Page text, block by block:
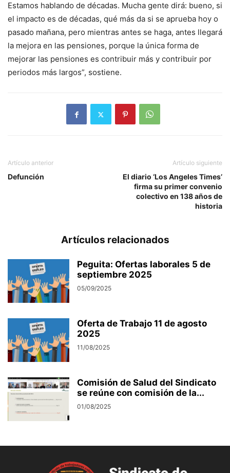
Estamos hablando de décadas. Mucha gente dirá: bueno, si
el impacto es de décadas, qué más da si se aprueba hoy o
pasado mañana, pero mientras antes se haga, antes llegará
la mejora en las pensiones, porque la única forma de
mejorar las pensiones es contribuir más y contribuir por
periodos más largos”, sostiene.
Artículo anterior
Defunción
Artículo siguiente
El diario ‘Los Angeles Times’
firma su primer convenio
colectivo en 138 años de
historia
Artículos relacionados
Peguita: Ofertas laborales 5 de
septiembre 2025
05/09/2025
Oferta de Trabajo 11 de agosto
2025
11/08/2025
Comisión de Salud del Sindicato
se reúne con comisión de la...
01/08/2025